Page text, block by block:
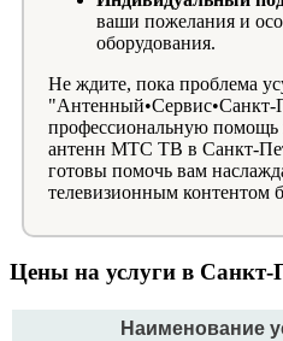
ваши пожелания и
оборудования.
Не ждите, пока проблема
"Антенный•Сервис•Санкт-
профессиональную
антенн МТС ТВ в Санкт-
готовы помочь вам
телевизионным контентом
Цены на услуги в Санкт-
Наименование